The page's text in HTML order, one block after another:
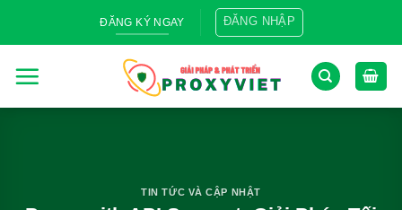
ĐĂNG KÝ NGAY ĐĂNG NHẬP
TIN TỨC VÀ CẬP NHẬT